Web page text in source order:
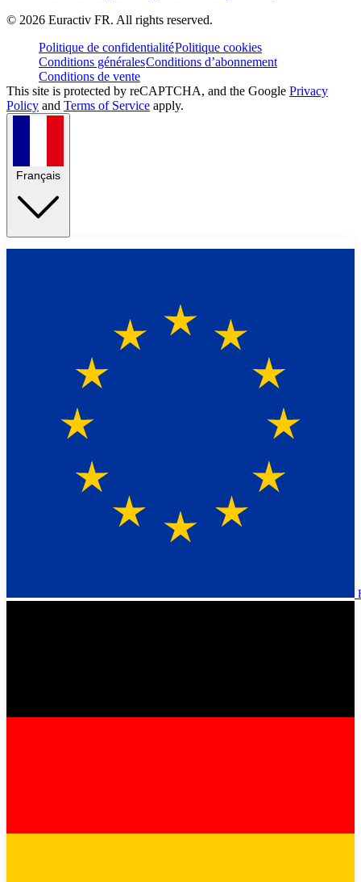
© 2026 Euractiv FR. All rights reserved.
Politique de confidentialitéPolitique cookies
Conditions généralesConditions d’abonnement
Conditions de vente
This site is protected by reCAPTCHA, and the Google Privacy
Policy and Terms of Service apply.
Français